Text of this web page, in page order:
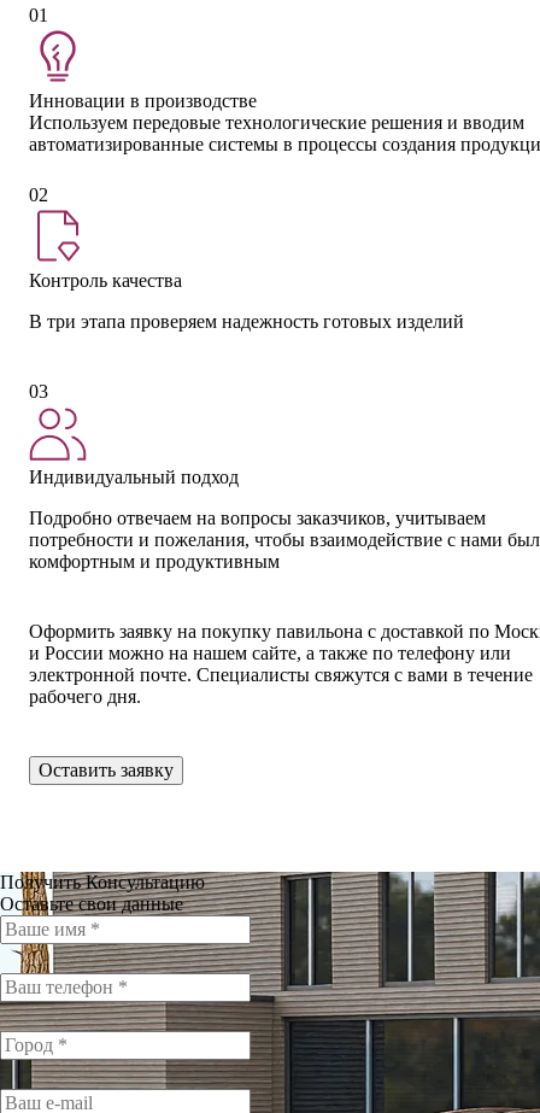
01
Инновации в производстве
Используем передовые технологические решения и вводим
автоматизированные системы в процессы создания
02
Контроль качества
В три этапа проверяем надежность готовых изделий
03
Индивидуальный подход
Подробно отвечаем на вопросы заказчиков, учитываем
потребности и пожелания, чтобы взаимодействие с нами
комфортным и продуктивным
Оформить заявку на покупку павильона с доставкой по
и России можно на нашем сайте, а также по телефону или
электронной почте. Специалисты свяжутся с вами в течение
рабочего дня.
Оставить заявку
Получить Консультацию
Оставьте свои данные